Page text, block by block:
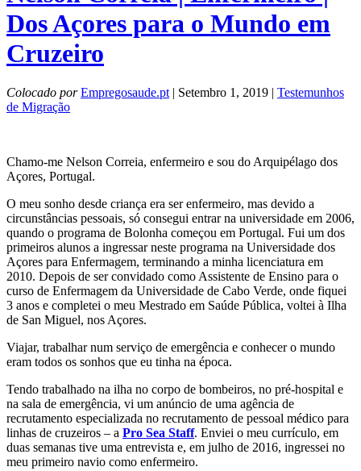
Dos Açores para o Mundo em
Cruzeiro
Colocado por Empregosaude.pt | Setembro 1, 2019 | Testemunhos
de Migração
Chamo-me Nelson Correia, enfermeiro e sou do Arquipélago dos
Açores, Portugal.
O meu sonho desde criança era ser enfermeiro, mas devido a
circunstâncias pessoais, só consegui entrar na universidade em 2006,
quando o programa de Bolonha começou em Portugal. Fui um dos
primeiros alunos a ingressar neste programa na Universidade dos
Açores para Enfermagem, terminando a minha licenciatura em
2010. Depois de ser convidado como Assistente de Ensino para o
curso de Enfermagem da Universidade de Cabo Verde, onde fiquei
3 anos e completei o meu Mestrado em Saúde Pública, voltei à Ilha
de San Miguel, nos Açores.
Viajar, trabalhar num serviço de emergência e conhecer o mundo
eram todos os sonhos que eu tinha na época.
Tendo trabalhado na ilha no corpo de bombeiros, no pré-hospital e
na sala de emergência, vi um anúncio de uma agência de
recrutamento especializada no recrutamento de pessoal médico para
linhas de cruzeiros – a Pro Sea Staff. Enviei o meu currículo, em
duas semanas tive uma entrevista e, em julho de 2016, ingressei no
meu primeiro navio como enfermeiro.